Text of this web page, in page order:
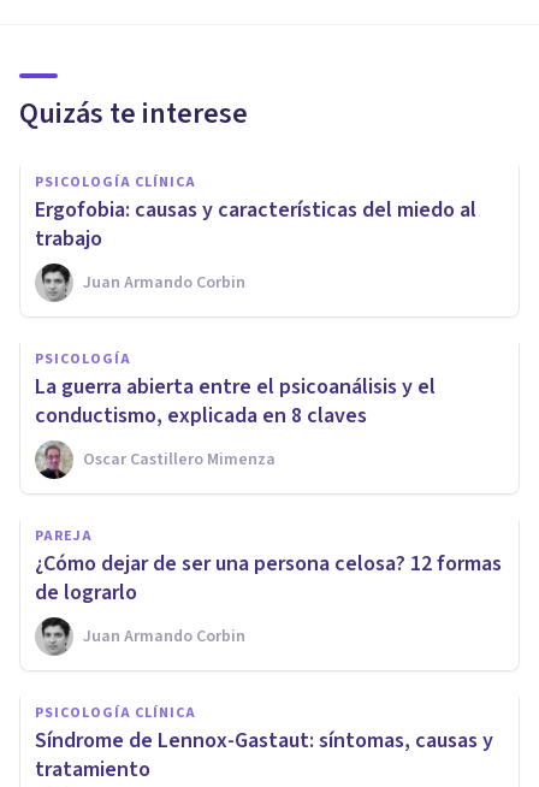
Quizás te interese
PSICOLOGÍA CLÍNICA
Ergofobia: causas y características del miedo al
trabajo
Juan Armando Corbin
PSICOLOGÍA
La guerra abierta entre el psicoanálisis y el
conductismo, explicada en 8 claves
Oscar Castillero Mimenza
PAREJA
¿Cómo dejar de ser una persona celosa? 12 formas
de lograrlo
Juan Armando Corbin
PSICOLOGÍA CLÍNICA
Síndrome de Lennox-Gastaut: síntomas, causas y
tratamiento